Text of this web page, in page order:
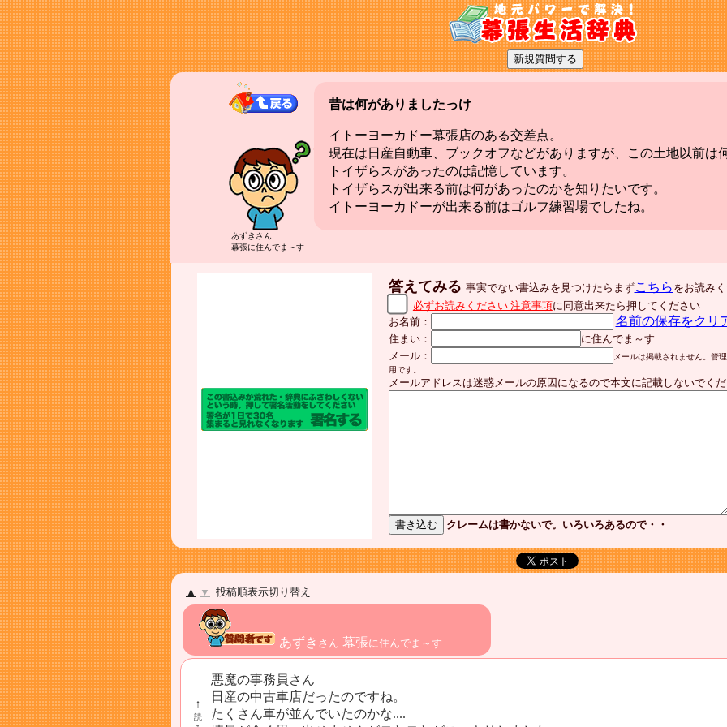
昔は何がありましたっけ
イトーヨーカドー幕張店のある交差点。
現在は日産自動車、ブックオフなどがありますが、この土地以前は
トイザらスがあったのは記憶しています。
トイザらスが出来る前は何があったのかを知りたいです。
イトーヨーカドーが出来る前はゴルフ練習場でしたね。
あずきさん
幕張に住んでま～す
答えてみる 事実でない書込みを見つけたらまずこちら をお読み
必ずお読みください 注意事項に同意出来たら押してください
お名前：
名前の保存をクリ
住まい：
に住んでま～す
メール：
メールは掲載されません。管
用です。
メールアドレスは迷惑メールの原因になるので本文に記載しないでく
クレームは書かないで。いろいろあるので・・
▲ ▼ 投稿順表示切り替え
あずき さん 幕張に住んでま～す
↑
読
悪魔の事務員さん
日産の中古車店だったのですね。
たくさん車が並んでいたのかな....